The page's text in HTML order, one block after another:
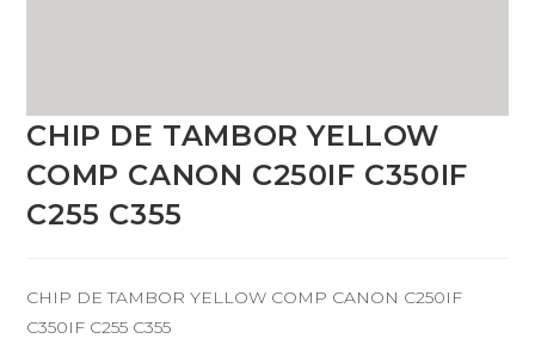
CHIP DE TAMBOR YELLOW
COMP CANON C250IF C350IF
C255 C355
CHIP DE TAMBOR YELLOW COMP CANON C250IF
C350IF C255 C355